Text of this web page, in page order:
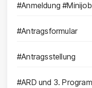
#Anmeldung #Minijob
#Antragsformular
#Antragsstellung
#ARD und 3.